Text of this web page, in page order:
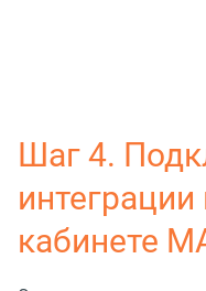
Шаг 4.
кабинете